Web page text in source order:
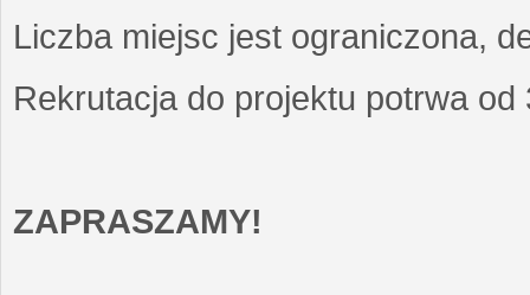
Liczba miejsc jest ograniczona,
Rekrutacja do projektu potrwa
ZAPRASZAMY!